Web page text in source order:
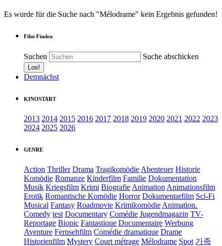
Es wurde für die Suche nach "Mélodrame" kein Ergebnis gefunden!
Film Finden
Suchen Suche abschicken
Demnächst
KINOSTART
2013 2014 2015 2016 2017 2018 2019 2020 2021 2022 2023
2024 2025 2026
GENRE
Action Thriller Drama Tragikomödie Abenteuer Historie
Komödie Romanze Kinderfilm Familie Dokumentation
Musik Kriegsfilm Krimi Biografie Animation Animationsfilm
Erotik Romantische Komödie Horror Dokumentarfilm Sci-Fi
Musical Fantasy Roadmovie Krimikomödie Animation.
Comedy test Documentary Comédie Jugendmagazin TV-
Reportage Biopic Fantastique Documentaire Werbung
Aventure Fernsehfilm Comédie dramatique Drame
Historienfilm Mystery Court métrage Mélodrame Spot 가족